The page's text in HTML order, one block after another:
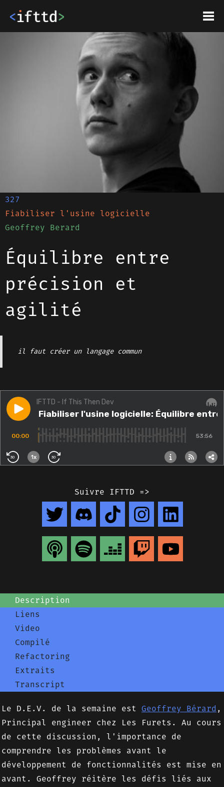
327
Fiabiliser l'usine logicielle
Geoffrey Berard
Équilibre entre
précision et
agilité
il faut créer un langage commun
Suivre IFTTD =>
Description
Liens
Video
Compilé
Refactoring
Extraits
Transcript
Le D.E.V. de la semaine est Geoffrey Bérard ,
Principal engineer chez Les Furets. Au cours
de cette discussion, l'importance de
comprendre les problèmes avant le
développement de fonctionnalités est mise en
avant. Geoffrey réitère les défis liés aux